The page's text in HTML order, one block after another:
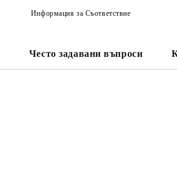
Информация за Съответствие
Често задавани въпроси